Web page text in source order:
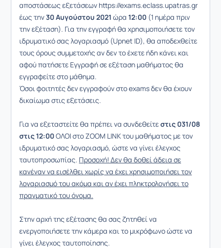
αποστάσεως εξετάσεων https://exams.eclass.upatras.gr
έως την30 Αυγούστου 2021 ώρα 12:00 (1 ημέρα πριν
την εξέταση). Για την εγγραφή θα χρησιμοποιήσετε τον
ιδρυματικό σας λογαριασμό (Upnet ID), θα αποδεχθείτε
τους όρους συμμετοχής αν δεν το έχετε ήδη κάνει και
αφού πατήσετε Εγγραφή σε εξέταση μαθήματος θα
εγγραφείτε στο μάθημα.
Όσοι φοιτητές δεν εγγραφούν στο exams δεν θα έχουν
δικαίωμα στις εξετάσεις.
Για να εξεταστείτε θα πρέπει να συνδεθείτεστις 031/08
στις 12:00ΟΛΟΙ στο ΖΟΟΜ LINK του μαθήματος με τον
ιδρυματικό σας λογαριασμό, ώστε να γίνει έλεγχος
ταυτοπροσωπίας. Προσοχή! Δεν θα δοθεί άδεια σε
κανέναν να εισέλθει χωρίς να έχει χρησιμοποιήσει τον
λογαριασμό του ακόμα και αν έχει πληκτρολογήσει το
πραγματικό του όνομα.
Στην αρχή της εξέτασης θα σας ζητηθεί να
ενεργοποιήσετε την κάμερα και το μικρόφωνο ώστε να
γίνει έλεγχος ταυτοποίησης.